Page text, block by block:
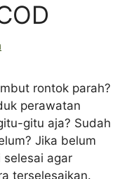
rontok parah?
perawatan
gitu aja? Sudah
Jika belum
selesai agar
terselesaikan.